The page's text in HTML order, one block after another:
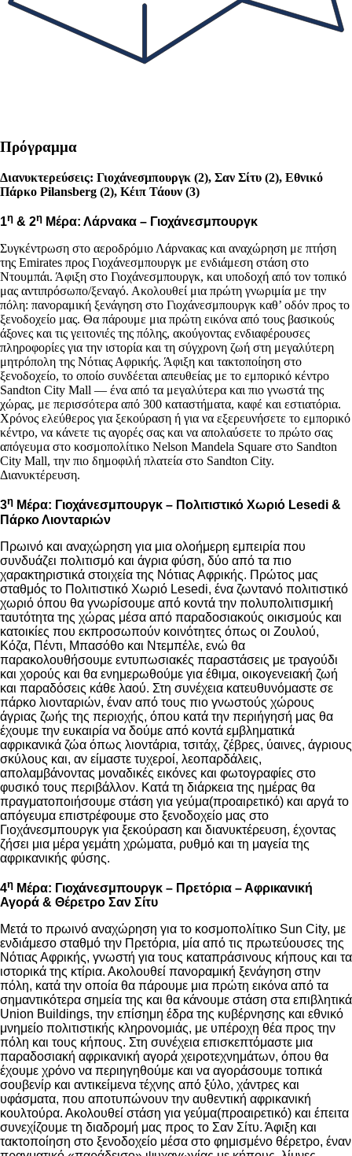
Πρόγραμμα
Διανυκτερεύσεις: Γιοχάνεσμπουργκ (2), Σαν Σίτυ (2), Εθνικό
Πάρκο Pilansberg (2), Κέιπ Τάουν (3)
1η & 2η Μέρα: Λάρνακα – Γιοχάνεσμπουργκ
Συγκέντρωση στο αεροδρόμιο Λάρνακας και αναχώρηση με πτήση
της Emirates προς Γιοχάνεσμπουργκ με ενδιάμεση στάση στο
Ντουμπάι. Άφιξη στο Γιοχάνεσμπουργκ, και υποδοχή από τον τοπικό
μας αντιπρόσωπο/ξεναγό. Ακολουθεί μια πρώτη γνωριμία με την
πόλη: πανοραμική ξενάγηση στο Γιοχάνεσμπουργκ καθ’ οδόν προς το
ξενοδοχείο μας. Θα πάρουμε μια πρώτη εικόνα από τους βασικούς
άξονες και τις γειτονιές της πόλης, ακούγοντας ενδιαφέρουσες
πληροφορίες για την ιστορία και τη σύγχρονη ζωή στη μεγαλύτερη
μητρόπολη της Νότιας Αφρικής. Άφιξη και τακτοποίηση στο
ξενοδοχείο, το οποίο συνδέεται απευθείας με το εμπορικό κέντρο
Sandton City Mall — ένα από τα μεγαλύτερα και πιο γνωστά της
χώρας, με περισσότερα από 300 καταστήματα, καφέ και εστιατόρια.
Χρόνος ελεύθερος για ξεκούραση ή για να εξερευνήσετε το εμπορικό
κέντρο, να κάνετε τις αγορές σας και να απολαύσετε το πρώτο σας
απόγευμα στο κοσμοπολίτικο Nelson Mandela Square στο Sandton
City Mall, την πιο δημοφιλή πλατεία στο Sandton City.
Διανυκτέρευση.
3η Μέρα: Γιοχάνεσμπουργκ – Πολιτιστικό Χωριό Lesedi &
Πάρκο Λιονταριών
Πρωινό και αναχώρηση για μια ολοήμερη εμπειρία που
συνδυάζει πολιτισμό και άγρια φύση, δύο από τα πιο
χαρακτηριστικά στοιχεία της Νότιας Αφρικής. Πρώτος μας
σταθμός το Πολιτιστικό Χωριό Lesedi, ένα ζωντανό πολιτιστικό
χωριό όπου θα γνωρίσουμε από κοντά την πολυπολιτισμική
ταυτότητα της χώρας μέσα από παραδοσιακούς οικισμούς και
κατοικίες που εκπροσωπούν κοινότητες όπως οι Ζουλού,
Κόζα, Πέντι, Μπασόθο και Ντεμπέλε, ενώ θα
παρακολουθήσουμε εντυπωσιακές παραστάσεις με τραγούδι
και χορούς και θα ενημερωθούμε για έθιμα, οικογενειακή ζωή
και παραδόσεις κάθε λαού. Στη συνέχεια κατευθυνόμαστε σε
πάρκο λιονταριών, έναν από τους πιο γνωστούς χώρους
άγριας ζωής της περιοχής, όπου κατά την περιήγησή μας θα
έχουμε την ευκαιρία να δούμε από κοντά εμβληματικά
αφρικανικά ζώα όπως λιοντάρια, τσιτάχ, ζέβρες, ύαινες, άγριους
σκύλους και, αν είμαστε τυχεροί, λεοπαρδάλεις,
απολαμβάνοντας μοναδικές εικόνες και φωτογραφίες στο
φυσικό τους περιβάλλον. Κατά τη διάρκεια της ημέρας θα
πραγματοποιήσουμε στάση για γεύμα(προαιρετικό) και αργά το
απόγευμα επιστρέφουμε στο ξενοδοχείο μας στο
Γιοχάνεσμπουργκ για ξεκούραση και διανυκτέρευση, έχοντας
ζήσει μια μέρα γεμάτη χρώματα, ρυθμό και τη μαγεία της
αφρικανικής φύσης.
4η Μέρα: Γιοχάνεσμπουργκ – Πρετόρια – Αφρικανική
Αγορά & Θέρετρο Σαν Σίτυ
Μετά το πρωινό αναχώρηση για το κοσμοπολίτικο Sun City, με
ενδιάμεσο σταθμό την Πρετόρια, μία από τις πρωτεύουσες της
Νότιας Αφρικής, γνωστή για τους καταπράσινους κήπους και τα
ιστορικά της κτίρια. Ακολουθεί πανοραμική ξενάγηση στην
πόλη, κατά την οποία θα πάρουμε μια πρώτη εικόνα από τα
σημαντικότερα σημεία της και θα κάνουμε στάση στα επιβλητικά
Union Buildings, την επίσημη έδρα της κυβέρνησης και εθνικό
μνημείο πολιτιστικής κληρονομιάς, με υπέροχη θέα προς την
πόλη και τους κήπους. Στη συνέχεια επισκεπτόμαστε μια
παραδοσιακή αφρικανική αγορά χειροτεχνημάτων, όπου θα
έχουμε χρόνο να περιηγηθούμε και να αγοράσουμε τοπικά
σουβενίρ και αντικείμενα τέχνης από ξύλο, χάντρες και
υφάσματα, που αποτυπώνουν την αυθεντική αφρικανική
κουλτούρα. Ακολουθεί στάση για γεύμα(προαιρετικό) και έπειτα
συνεχίζουμε τη διαδρομή μας προς το Σαν Σίτυ. Άφιξη και
τακτοποίηση στο ξενοδοχείο μέσα στο φημισμένο θέρετρο, έναν